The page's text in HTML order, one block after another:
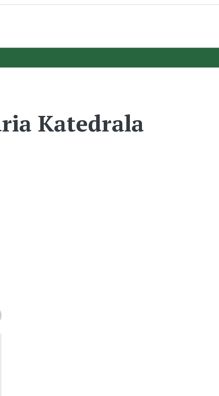
Katedrala